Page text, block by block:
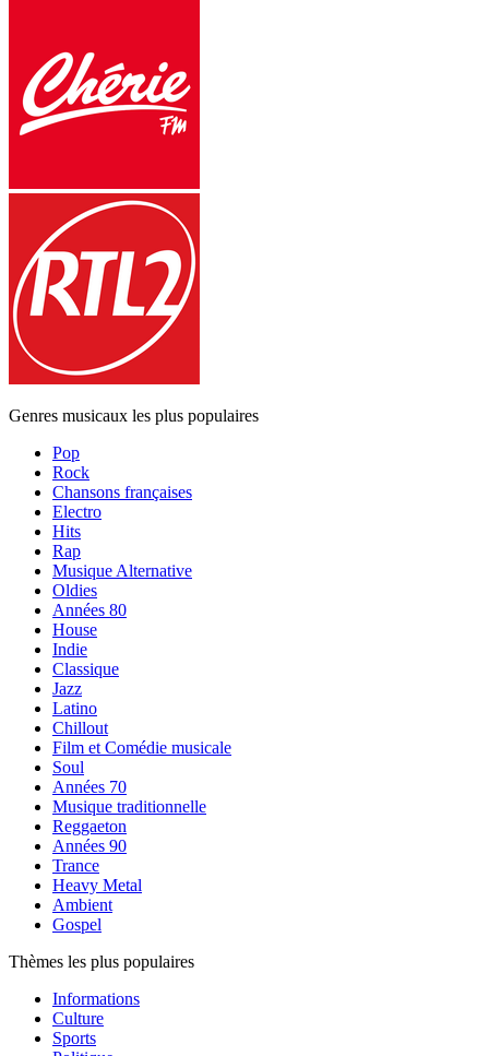
Genres musicaux les plus populaires
Pop
Rock
Chansons françaises
Electro
Hits
Rap
Musique Alternative
Oldies
Années 80
House
Indie
Classique
Jazz
Latino
Chillout
Film et Comédie musicale
Soul
Années 70
Musique traditionnelle
Reggaeton
Années 90
Trance
Heavy Metal
Ambient
Gospel
Thèmes les plus populaires
Informations
Culture
Sports